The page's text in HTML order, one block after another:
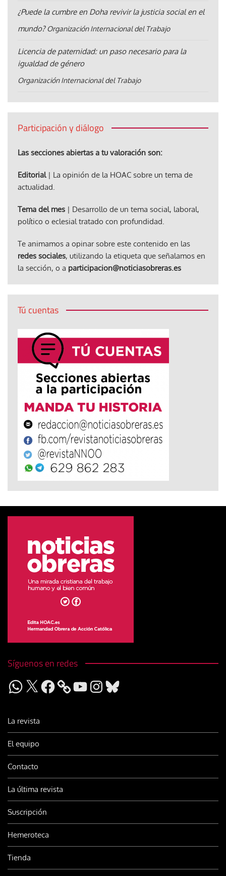
¿Puede la cumbre en Doha revivir la justicia social en el
mundo? Organización Internacional del Trabajo
Licencia de paternidad: un paso necesario para la
igualdad de género
Organización Internacional del Trabajo
Participación y diálogo
Las secciones abiertas a tu valoración son:
Editorial| La opinión de la HOAC sobre un tema de
actualidad.
Tema del mes | Desarrollo de un tema social, laboral,
político o eclesial tratado con profundidad.
Te animamos a opinar sobre este contenido en las
redes sociales, utilizando la etiqueta que señalamos en
la sección, o a participacion@noticiasobreras.es
Tú cuentas
Síguenos en redes
WhatsApp
X Facebook YouTubeInstagram
Bluesky
La revista
El equipo
Contacto
La última revista
Suscripción
Hemeroteca
Tienda